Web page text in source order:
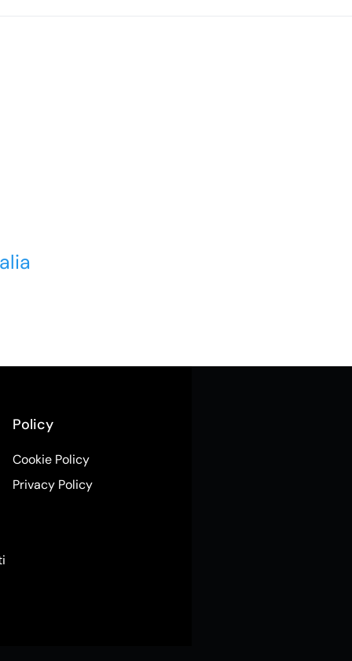
Policy
Cookie Policy
Privacy Policy